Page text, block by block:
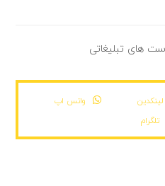
ست های تبلیغاتی
لینکدین
واتس اپ
تلگرام